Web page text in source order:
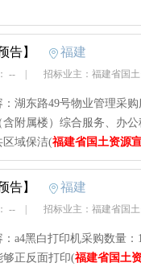
告】 福建
-- 招标业主：福建省国
湖东路49号物业管理采
含附属楼）综合服务、办
区域保洁(福建省国土资源
告】 福建
-- 招标业主：福建省国
：a4黑白打印机采购数量
够正反面打印(福建省国土